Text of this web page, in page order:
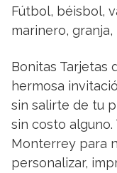
Fútbol, béisbol,
marinero,
Bonitas Tarjetas
hermosa
sin salirte de tu
sin costo alguno.
Monterrey para
personalizar,